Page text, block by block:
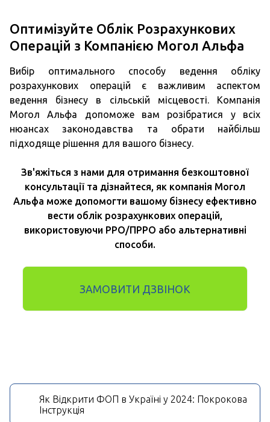
Оптимізуйте Облік Розрахункових
Операцій з Компанією Могол Альфа
Вибір оптимального способу ведення обліку
розрахункових операцій є важливим аспектом
ведення бізнесу в сільській місцевості. Компанія
Могол Альфа допоможе вам розібратися у всіх
нюансах законодавства та обрати найбільш
підходяще рішення для вашого бізнесу.
Зв'яжіться з нами для отримання безкоштовної
консультації та дізнайтеся, як компанія Могол
Альфа може допомогти вашому бізнесу ефективно
вести облік розрахункових операцій,
використовуючи РРО/ПРРО або альтернативні
способи.
ЗАМОВИТИ ДЗВІНОК
Як Відкрити ФОП в Україні у 2024: Покрокова
Інструкція